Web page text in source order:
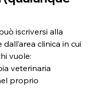
iscriversi alla
clinica in cui
vuole:
veterinaria
proprio